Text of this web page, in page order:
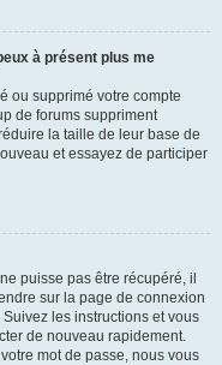
à présent plus me
ou supprimé votre compte
de forums suppriment
la taille de leur base de
et essayez de participer
puisse pas être récupéré, il
sur la page de connexion
les instructions et vous
de nouveau rapidement.
mot de passe, nous vous